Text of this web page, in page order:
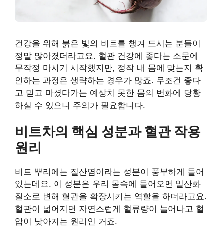
건강을 위해 붉은 빛의 비트를 챙겨 드시는 분들이
정말 많아졌더라고요. 혈관 건강에 좋다는 소문에
무작정 마시기 시작했지만, 정작 내 몸에 맞는지 확
인하는 과정은 생략하는 경우가 많죠. 무조건 좋다
고 믿고 마셨다가는 예상치 못한 몸의 변화에 당황
하실 수 있으니 주의가 필요합니다.
비트차의 핵심 성분과 혈관 작용
원리
비트 뿌리에는 질산염이라는 성분이 풍부하게 들어
있는데요. 이 성분은 우리 몸속에 들어오면 일산화
질소로 변해 혈관을 확장시키는 역할을 하더라고요.
혈관이 넓어지면 자연스럽게 혈류량이 늘어나고 혈
압이 낮아지는 원리인 거죠.